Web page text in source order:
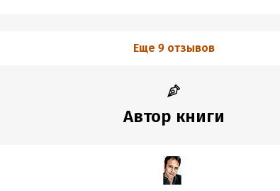
Еще 9 отзывов
Автор книги